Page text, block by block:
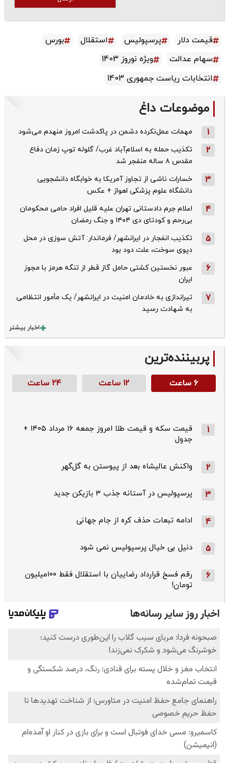
قیمت دلار پرسپولیس استقلال
بورس
سهام عدالت
ویژه نوروز 1403
انتخابات ریاست جمهوری 1403
موضوعات داغ
1 مهمات عمل‌نکرده دشمن در پاکدشت امروز منهدم می‌شود
2
تکذیب حمله به اسلام‌آباد غرب/ گلوله توپ زمان دفاع
مقدس ۸ ساله منفجر شد
3
خسارات ناشی از تجاوز آمریکا به خوابگاه دانشجویی
دانشگاه علوم پزشکی اهواز + عکس
4
اعلام جرم دادستانی تهران علیه قلیل افراد حامی محکومان
بی‌رحم و کودتای دی‌ ۱۴۰۴ و جنگ رمضان
5
تکذیب ‌انفجار در ایرانشهر/ فرماندار: آتش سوزی در محل
دپوی سوخت، علت دود بود
6
عبور نخستین کشتی حامل گاز قطر از تنگه هرمز با مجوز
ایران
7
تیراندازی به خادمان امنیت در ایرانشهر/ یک مأمور انتظامی
به شهادت رسید
اخبار بیشتر
پربیننده‌ترین
۶ ساعت ۱۲ ساعت ۲۴ ساعت
1
قیمت سکه و قیمت طلا امروز جمعه ۱۶ مرداد ۱۴۰۵ +
جدول
2 واکنش عالیشاه بعد از پیوستن به گل‌گهر
3 پرسپولیس در آستانه جذب ۳ بازیکن جدید
4 ادامه تبعات حذف کره از جام جهانی
5 دنیل بی خیال پرسپولیس نمی شود
6
رقم فسخ قرارداد رضاییان با استقلال فقط ۱۰۰میلیون
تومان!